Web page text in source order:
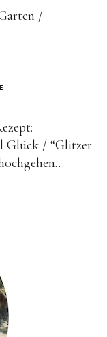
Glück
“Glitzer